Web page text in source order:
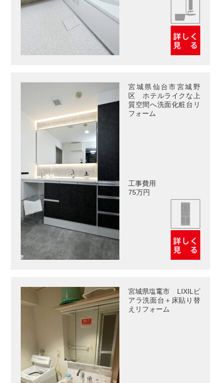
宮城県仙台市宮城野
区 ホテルライクな上
質空間へ洗面化粧台リ
フォーム
工事費用
75万円
宮城県塩竃市 LIXILピ
アラ洗面台＋床貼り替
えリフォーム